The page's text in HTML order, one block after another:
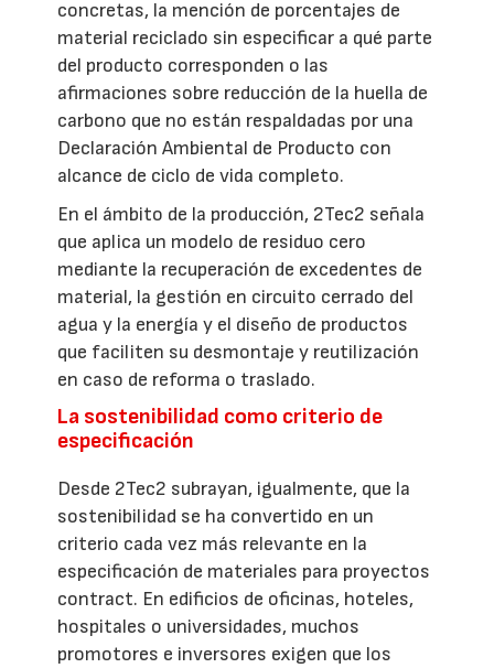
concretas, la mención de porcentajes de
material reciclado sin especificar a qué parte
del producto corresponden o las
afirmaciones sobre reducción de la huella de
carbono que no están respaldadas por una
Declaración Ambiental de Producto con
alcance de ciclo de vida completo.
En el ámbito de la producción, 2Tec2 señala
que aplica un modelo de residuo cero
mediante la recuperación de excedentes de
material, la gestión en circuito cerrado del
agua y la energía y el diseño de productos
que faciliten su desmontaje y reutilización
en caso de reforma o traslado.
La sostenibilidad como criterio de
especificación
Desde 2Tec2 subrayan, igualmente, que la
sostenibilidad se ha convertido en un
criterio cada vez más relevante en la
especificación de materiales para proyectos
contract. En edificios de oficinas, hoteles,
hospitales o universidades, muchos
promotores e inversores exigen que los